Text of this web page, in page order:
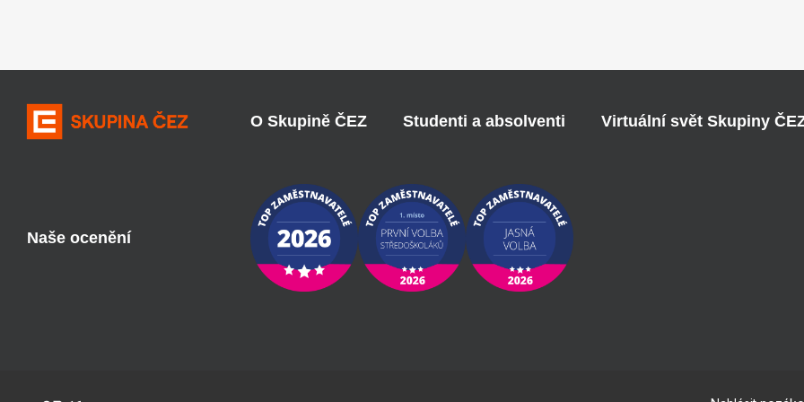
O Skupině ČEZ Studenti a absolventi Virtuální svět Skupiny
Naše ocenění